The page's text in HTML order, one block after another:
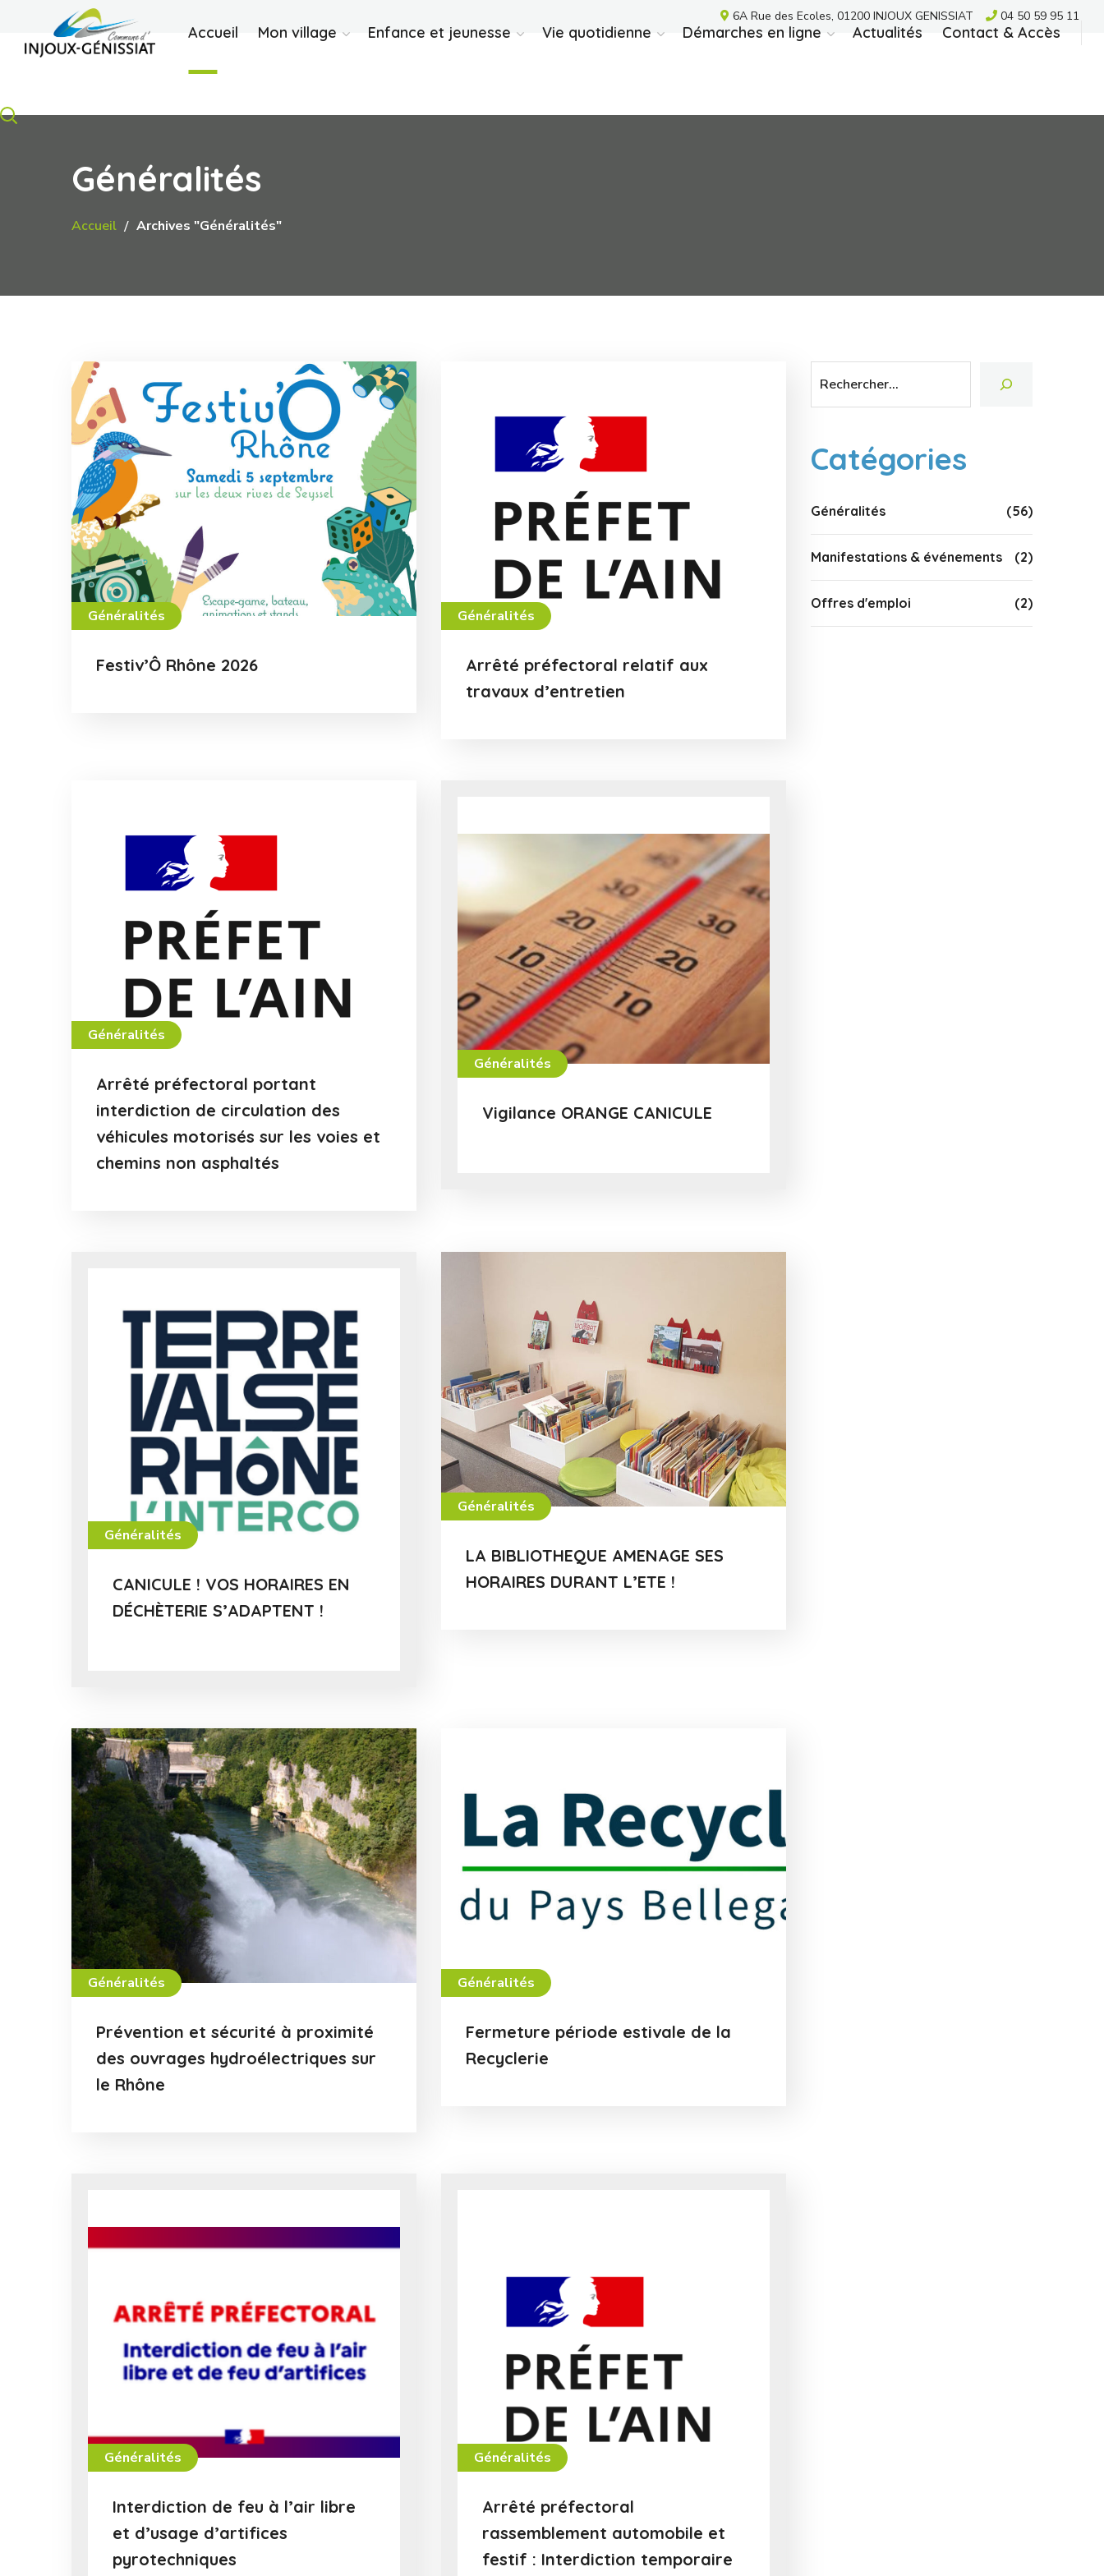
6A Rue des Ecoles, 01200 INJOUX GENISSIAT 04 50 59 95 11
Accueil Mon village Enfance et jeunesse Vie quotidienne Démarches en ligne Actualités Contact & Accès
Généralités
Accueil Archives "Généralités"
Généralités
Festiv’Ô Rhône 2026
Généralités
Arrêté préfectoral relatif aux
travaux d’entretien
Généralités
Arrêté préfectoral portant
interdiction de circulation des
véhicules motorisés sur les voies et
chemins non asphaltés
Généralités
Vigilance ORANGE CANICULE
Généralités
CANICULE ! VOS HORAIRES EN
DÉCHÈTERIE S’ADAPTENT !
Généralités
LA BIBLIOTHEQUE AMENAGE SES
HORAIRES DURANT L’ETE !
Généralités
Prévention et sécurité à proximité
des ouvrages hydroélectriques sur
le Rhône
Généralités
Fermeture période estivale de la
Recyclerie
Généralités
Interdiction de feu à l’air libre
et d’usage d’artifices
pyrotechniques
Généralités
Arrêté préfectoral
rassemblement automobile et
festif : Interdiction temporaire
Catégories
Généralités (56)
Manifestations & événements (2)
Offres d'emploi (2)